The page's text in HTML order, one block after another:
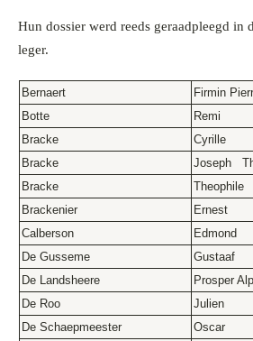
Hun dossier werd reeds geraadpleegd in
leger.
Bernaert
Firmin
Botte
Remi
Bracke
Cyrille
Bracke
Joseph
Bracke
Theophile
Brackenier
Ernest
Calberson
Edmond
De Gusseme
Gustaaf
De Landsheere
Prosper
De Roo
Julien
De Schaepmeester
Oscar